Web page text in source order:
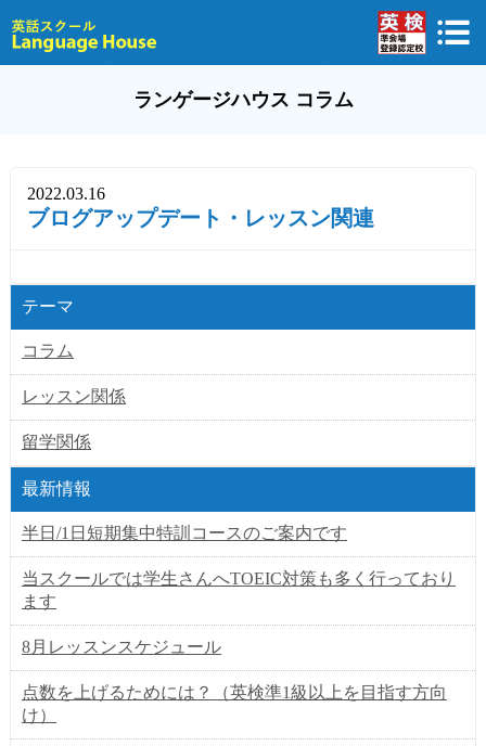
ランゲージハウス コラム
2022.03.16
ブログアップデート・レッスン関連
テーマ
コラム
レッスン関係
留学関係
最新情報
半日/1日短期集中特訓コースのご案内です
当スクールでは学生さんへTOEIC対策も多く行っており
ます
8月レッスンスケジュール
点数を上げるためには？（英検準1級以上を目指す方向
け）